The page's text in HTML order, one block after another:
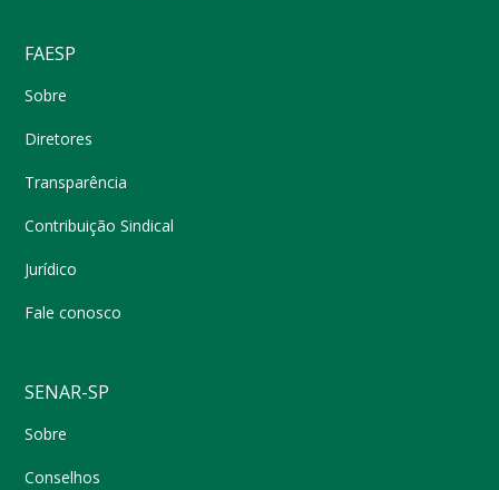
FAESP
Sobre
Diretores
Transparência
Contribuição Sindical
Jurídico
Fale conosco
SENAR-SP
Sobre
Conselhos